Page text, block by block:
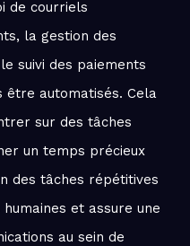
de courriels
la gestion des
suivi des paiements
automatisés. Cela
sur des tâches
un temps précieux
des tâches répétitives
et assure une
au sein de